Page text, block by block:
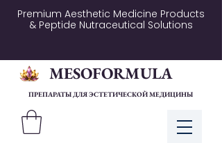
Premium Aesthetic Medicine Products
& Peptide Nutraceutical Solutions
Войти
MESOFORMULA
ПРЕПАРАТЫ ДЛЯ ЭСТЕТИЧЕСКОЙ МЕДИЦИНЫ